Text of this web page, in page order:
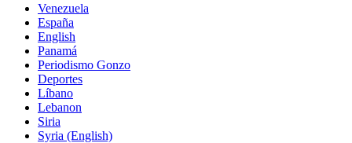
Venezuela
España
English
Panamá
Periodismo Gonzo
Deportes
Líbano
Lebanon
Siria
Syria (English)